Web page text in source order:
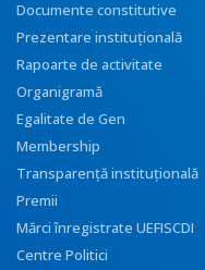
Documente constitutive
Prezentare instituţională
Rapoarte de activitate
Organigramă
Egalitate de Gen
Membership
Transparenţă instituţională
Premii
Mărci înregistrate UEFISCDI
Centre Politici